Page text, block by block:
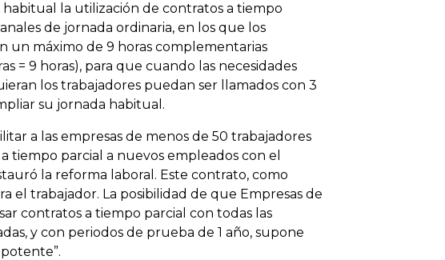
habitual la utilización de contratos a tiempo
de jornada ordinaria, en los que los
un máximo de 9 horas complementarias
= 9 horas), para que cuando las necesidades
los trabajadores puedan ser llamados con 3
su jornada habitual.
a las empresas de menos de 50 trabajadores
parcial a nuevos empleados con el
la reforma laboral. Este contrato, como
el trabajador. La posibilidad de que Empresas de
contratos a tiempo parcial con todas las
y con periodos de prueba de 1 año, supone